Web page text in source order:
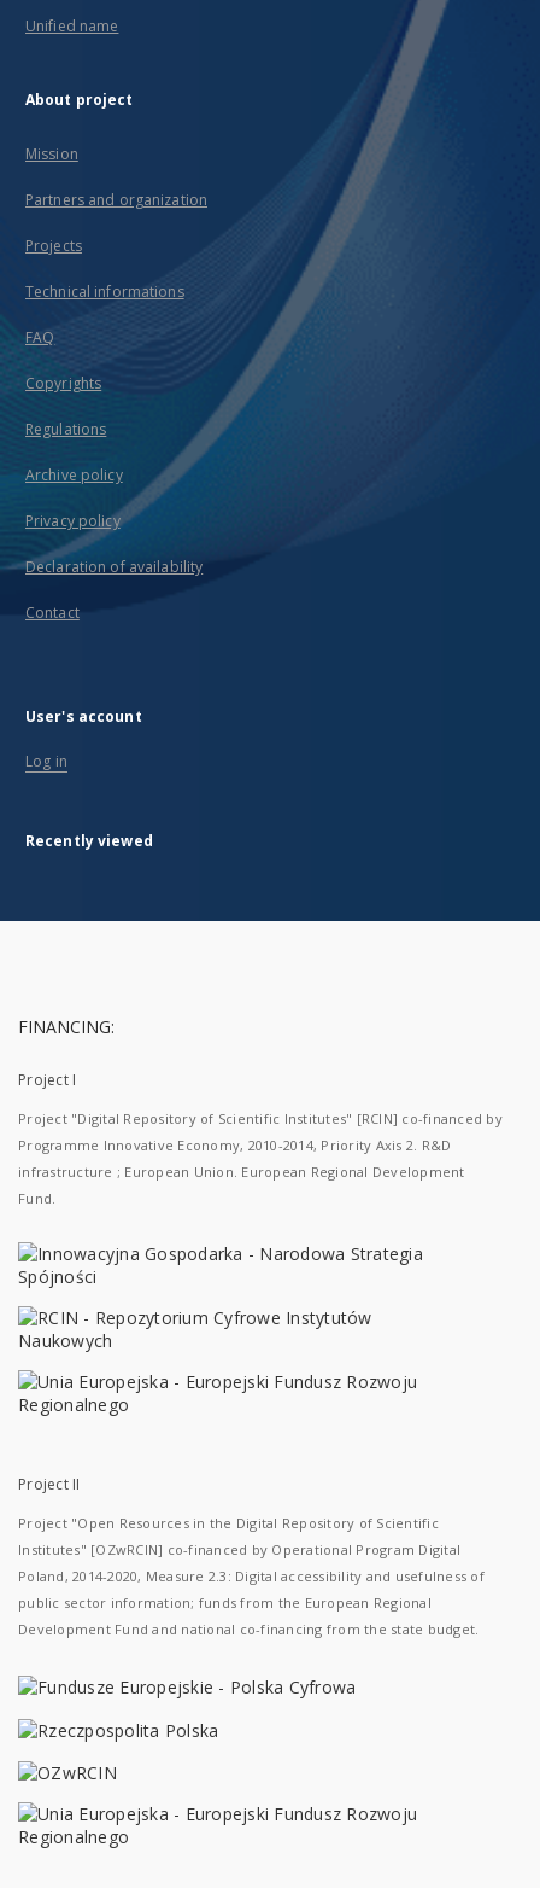
Unified name
About project
Mission
Partners and organization
Projects
Technical informations
FAQ
Copyrights
Regulations
Archive policy
Privacy policy
Declaration of availability
Contact
User's account
Log in
Recently viewed
FINANCING:
Project I
Project "Digital Repository of Scientific Institutes" [RCIN] co-financed by
Programme Innovative Economy, 2010-2014, Priority Axis 2. R&D
infrastructure ; European Union. European Regional Development
Fund.
Project II
Project "Open Resources in the Digital Repository of Scientific
Institutes" [OZwRCIN] co-financed by Operational Program Digital
Poland, 2014-2020, Measure 2.3: Digital accessibility and usefulness of
public sector information; funds from the European Regional
Development Fund and national co-financing from the state budget.